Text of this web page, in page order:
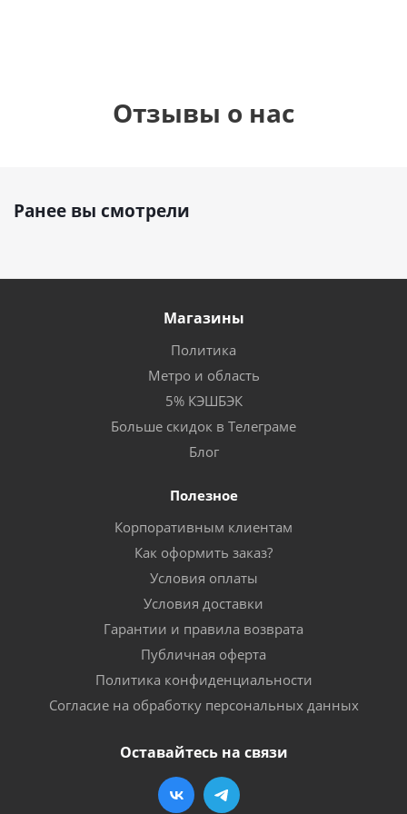
Отзывы о нас
Ранее вы смотрели
Магазины
Политика
Метро и область
5% КЭШБЭК
Больше скидок в Телеграме
Блог
Полезное
Корпоративным клиентам
Как оформить заказ?
Условия оплаты
Условия доставки
Гарантии и правила возврата
Публичная оферта
Политика конфиденциальности
Согласие на обработку персональных данных
Оставайтесь на связи